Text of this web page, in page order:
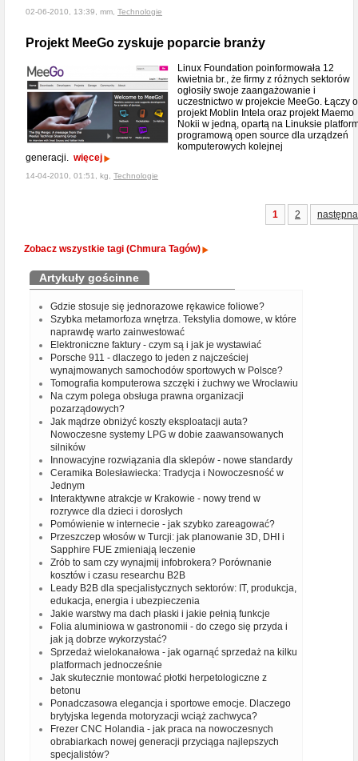
02-06-2010, 13:39, mm, Technologie
Projekt MeeGo zyskuje poparcie branży
Linux Foundation poinformowała 12
kwietnia br., że firmy z różnych sektorów
ogłosiły swoje zaangażowanie i
uczestnictwo w projekcie MeeGo. Łączy
projekt Moblin Intela oraz projekt Maemo
Nokii w jedną, opartą na Linuksie
programową open source dla urządzeń
komputerowych kolejnej
generacji. więcej
14-04-2010, 01:51, kg, Technologie
1 2 następna
Zobacz wszystkie tagi (Chmura Tagów)
Artykuły gościnne
Gdzie stosuje się jednorazowe rękawice foliowe?
Szybka metamorfoza wnętrza. Tekstylia domowe, w które
naprawdę warto zainwestować
Elektroniczne faktury - czym są i jak je wystawiać
Porsche 911 - dlaczego to jeden z najcześciej
wynajmowanych samochodów sportowych w Polsce?
Tomografia komputerowa szczęki i żuchwy we Wrocławiu
Na czym polega obsługa prawna organizacji
pozarządowych?
Jak mądrze obniżyć koszty eksploatacji auta?
Nowoczesne systemy LPG w dobie zaawansowanych
silników
Innowacyjne rozwiązania dla sklepów - nowe standardy
Ceramika Bolesławiecka: Tradycja i Nowoczesność w
Jednym
Interaktywne atrakcje w Krakowie - nowy trend w
rozrywce dla dzieci i dorosłych
Pomówienie w internecie - jak szybko zareagować?
Przeszczep włosów w Turcji: jak planowanie 3D, DHI i
Sapphire FUE zmieniają leczenie
Zrób to sam czy wynajmij infobrokera? Porównanie
kosztów i czasu researchu B2B
Leady B2B dla specjalistycznych sektorów: IT, produkcja,
edukacja, energia i ubezpieczenia
Jakie warstwy ma dach płaski i jakie pełnią funkcje
Folia aluminiowa w gastronomii - do czego się przyda i
jak ją dobrze wykorzystać?
Sprzedaż wielokanałowa - jak ogarnąć sprzedaż na kilku
platformach jednocześnie
Jak skutecznie montować płotki herpetologiczne z
betonu
Ponadczasowa elegancja i sportowe emocje. Dlaczego
brytyjska legenda motoryzacji wciąż zachwyca?
Frezer CNC Holandia - jak praca na nowoczesnych
obrabiarkach nowej generacji przyciąga najlepszych
specjalistów?